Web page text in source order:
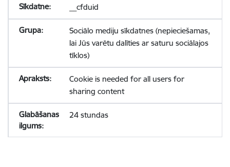
__cfduid
Sociālo mediju sīkdatnes (nepieciešamas,
lai Jūs varētu dalīties ar saturu sociālajos
tīklos)
Cookie is needed for all users for
sharing content
24 stundas